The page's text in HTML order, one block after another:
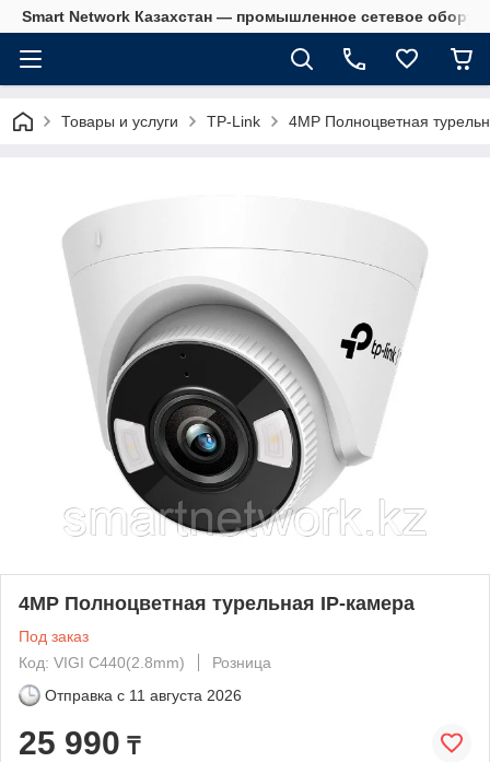
Smart Network Казахстан — промышленное сетевое
Товары и услуги TP-Link 4MP Полноцветная
4MP Полноцветная турельная IP-камера
Под заказ
Код: VIGI C440(2.8mm)
Розница
Отправка с 11 августа 2026
25 990 ₸